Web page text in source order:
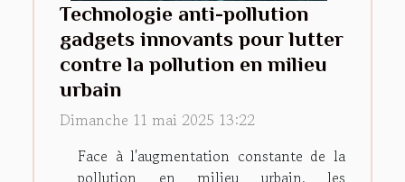
Technologie anti-pollution
gadgets innovants pour lutter
contre la pollution en milieu
urbain
Dimanche 11 mai 2025 13:22
Face à l'augmentation constante de la
pollution en milieu urbain, les